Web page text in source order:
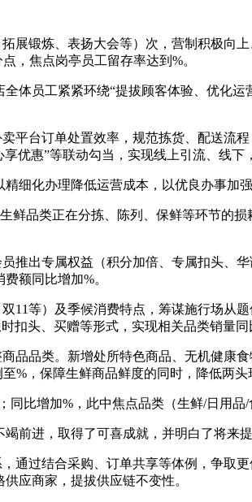
锻炼、表扬大会等）次，营制积极向上
，焦点岗亭员工留存率达到%。
员工紧紧环绕“提拔顾客体验、优化运
台订单处置效率，规范拣货、配送流
优惠”等联动勾当，实现线上引流、线下
化办理降低运营成本，以优良办事加强
品类正在分拣、陈列、保鲜等环节的
出专属权益（积分加倍、专属扣头、
额同比增加%。
等）及季候消费特点，筹谋施行场从
扣头、买赠等形式，实现相关品类销量同
品类。新增处所特色商品、无机健康
%，保障生鲜商品鲜度的同时，降低两头
增加%，此中焦点品类（生鲜/日用品/
进，取得了可喜成就，并明白了将来提
过结合采购、订单共享等体例，争取
应商家，提拔供应链不变性。